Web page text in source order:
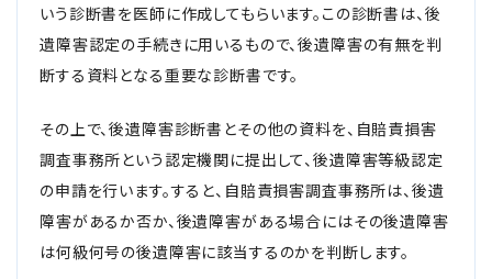
メールで予約
詳しくはこちら
いう診断書を医師に作成してもらいます。この診断書は、後
遺障害認定の手続きに用いるもので、後遺障害の有無を判
断する資料となる重要な診断書です。
その上で、後遺障害診断書とその他の資料を、自賠責損害
調査事務所という認定機関に提出して、後遺障害等級認定
の申請を行います。すると、自賠責損害調査事務所は、後遺
障害があるか否か、後遺障害がある場合にはその後遺障害
は何級何号の後遺障害に該当するのかを判断します。